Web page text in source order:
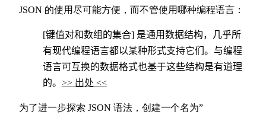
JSON 的使用尽可能方便，而不管使用哪种编程语言：
[键值对和数组的集合] 是通用数据结构，
几乎所
有现代编程语言都以某种形式支持它们。 与编程
语言可互换的数据格式也基于这些结构是有道理
的。 >> 出处 <<
为了进一步探索 JSON 语法，创建一个名为”